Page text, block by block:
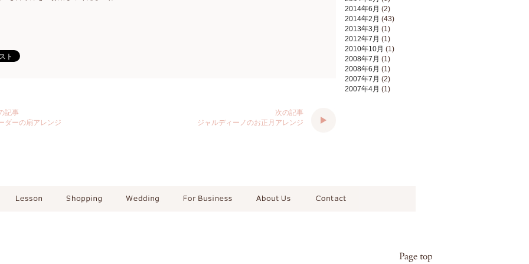
2014年6月 (2)
2014年2月 (43)
2013年3月 (1)
2012年7月 (1)
2010年10月 (1)
2008年7月 (1)
2008年6月 (1)
2007年7月 (2)
2007年4月 (1)
記事
ダーの扇アレンジ
次の記事
ジャルディーノのお正月アレンジ